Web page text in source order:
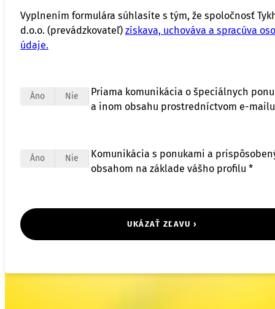
Vyplnením formulára súhlasíte s tým, že spoločnosť
d.o.o. (prevádzkovateľ) získava, uchováva a spracúva
údaje.
Áno Nie
Priama komunikácia o špeciálnych
a inom obsahu prostredníctvom e-
Áno Nie
Komunikácia s ponukami a
obsahom na základe vášho profilu *
UKÁZAŤ ZĽAVU ›